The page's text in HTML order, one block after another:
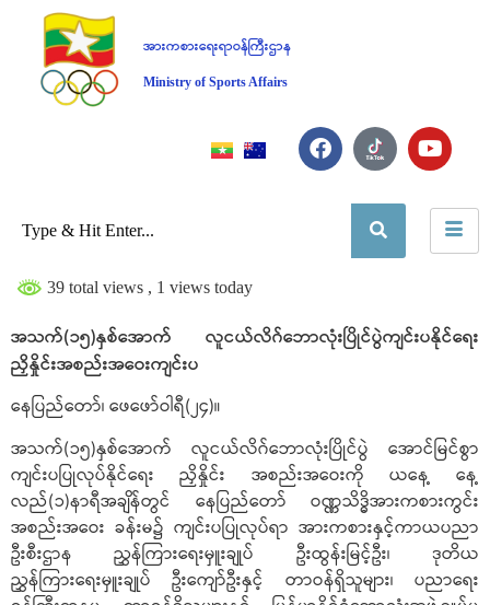
အားကစားရေးရာဝန်ကြီးဌာန
Ministry of Sports Affairs
39 total views , 1 views today
အသက်(၁၅)နှစ်အောက် လူငယ်လိဂ်ဘောလုံးပြိုင်ပွဲကျင်းပနိုင်ရေး
ညှိနှိုင်းအစည်းအဝေးကျင်းပ
နေပြည်တော်၊ ဖေဖော်ဝါရီ(၂၄)။
အသက်(၁၅)နှစ်အောက် လူငယ်လိဂ်ဘောလုံးပြိုင်ပွဲ အောင်မြင်စွာ
ကျင်းပပြုလုပ်နိုင်ရေး ညှိနှိုင်း အစည်းအဝေးကို ယနေ့ နေ့
လည်(၁)နာရီအချိန်တွင် နေပြည်တော် ဝဏ္ဏသိဒ္ဓိအားကစားကွင်း
အစည်းအဝေး ခန်းမ၌ ကျင်းပပြုလုပ်ရာ အားကစားနှင့်ကာယပညာ
ဦးစီးဌာန ညွှန်ကြားရေးမှူးချုပ် ဦးထွန်းမြင့်ဦး၊ ဒုတိယ
ညွှန်ကြားရေးမှူးချုပ် ဦးကျော်ဦးနှင့် တာဝန်ရှိသူများ၊ ပညာရေး